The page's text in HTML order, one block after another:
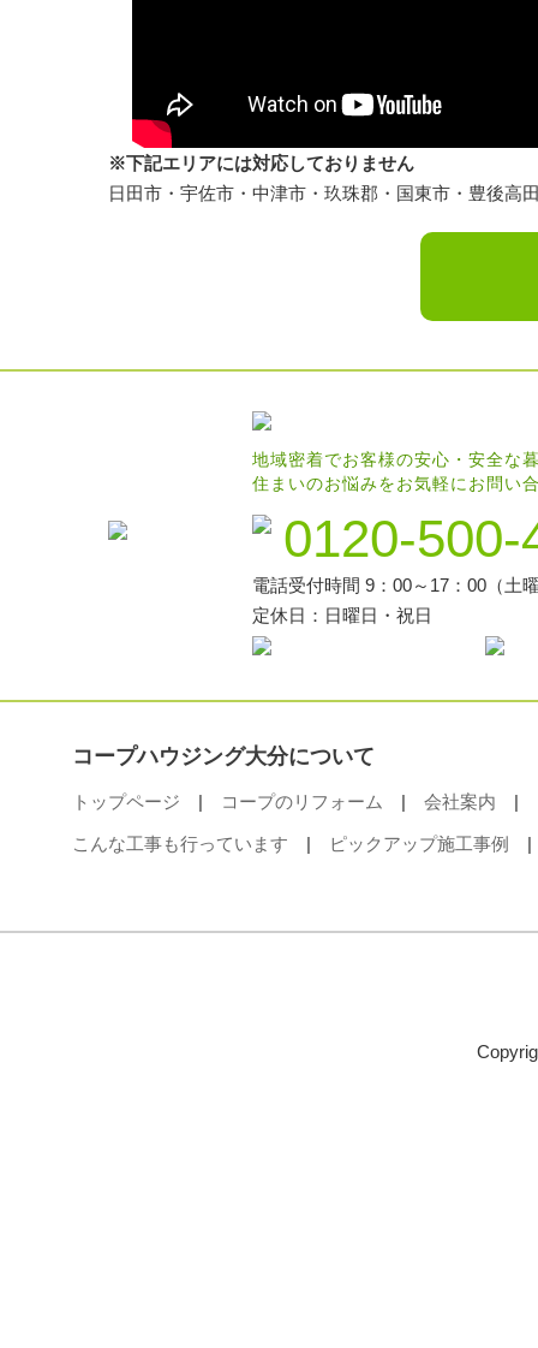
※下記エリアには対応しておりません
日田市・宇佐市・中津市・玖珠郡・国東市・豊後高
地域密着でお客様の安心・安全な
住まいのお悩みをお気軽にお問い
0120-500-
電話受付時間 9：00～17：00（土
定休日：日曜日・祝日
コープハウジング大分について
トップページ | コープのリフォーム | 会社案内 |
こんな工事も行っています | ピックアップ施工事例 |